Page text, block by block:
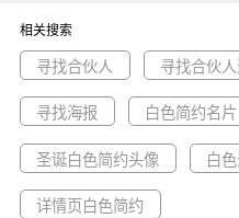
企业招聘, 诚聘, 职等你来主题。 主要用于印刷海报行业，为您推荐与白色
简约寻找合伙人招聘广告海报相关的
等优质图片模板资源。
相关搜索
寻找合伙人 寻找合伙
寻找海报 白色简约名片
圣诞白色简约头像 白
详情页白色简约